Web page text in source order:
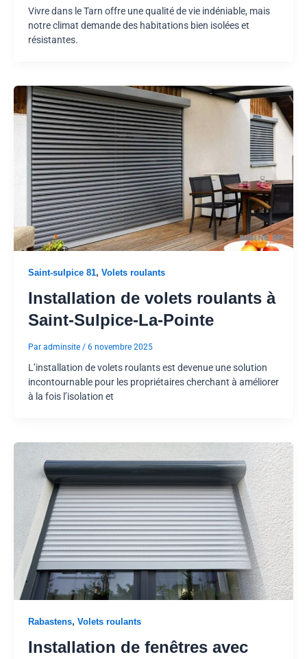
Vivre dans le Tarn offre une qualité de vie indéniable, mais
notre climat demande des habitations bien isolées et
résistantes.
Saint-sulpice 81, Volets roulants
Installation de volets roulants à
Saint-Sulpice-La-Pointe
Par adminsite / 6 novembre 2025
L’installation de volets roulants est devenue une solution
incontournable pour les propriétaires cherchant à améliorer
à la fois l’isolation et
Rabastens, Volets roulants
Installation de fenêtres avec